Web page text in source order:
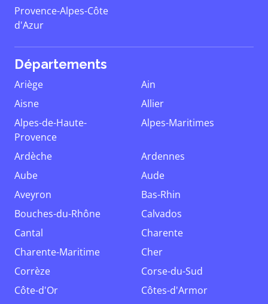
Provence-Alpes-Côte
d'Azur
Départements
Ariège
Ain
Aisne
Allier
Alpes-de-Haute-
Provence
Alpes-Maritimes
Ardèche
Ardennes
Aube
Aude
Aveyron
Bas-Rhin
Bouches-du-Rhône
Calvados
Cantal
Charente
Charente-Maritime
Cher
Corrèze
Corse-du-Sud
Côte-d'Or
Côtes-d'Armor